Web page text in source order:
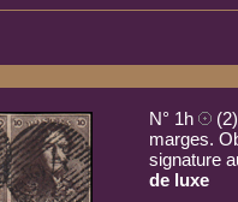
N° 1h
marges.
signature
de luxe